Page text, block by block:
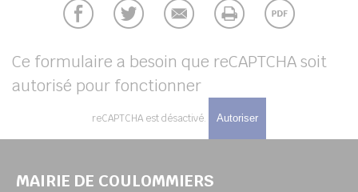
Ce formulaire a besoin que reCAPTCHA soit
autorisé pour fonctionner
reCAPTCHA est désactivé. Autoriser
MAIRIE DE COULOMMIERS